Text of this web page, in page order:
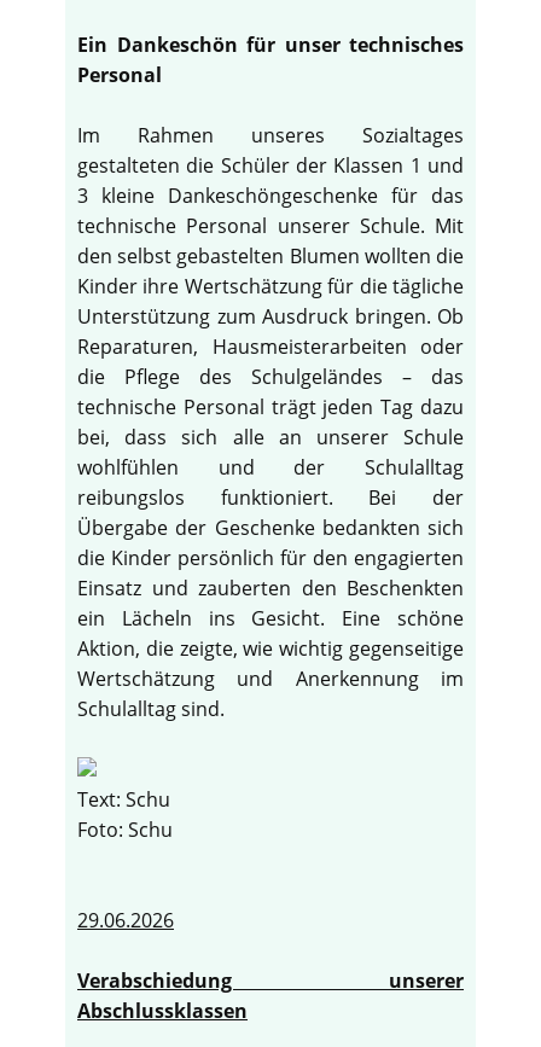
Ein Dankeschön für unser technisches
Personal
Im Rahmen unseres Sozialtages
gestalteten die Schüler der Klassen 1 und
3 kleine Dankeschöngeschenke für das
technische Personal unserer Schule. Mit
den selbst gebastelten Blumen wollten die
Kinder ihre Wertschätzung für die tägliche
Unterstützung zum Ausdruck bringen. Ob
Reparaturen, Hausmeisterarbeiten oder
die Pflege des Schulgeländes – das
technische Personal trägt jeden Tag dazu
bei, dass sich alle an unserer Schule
wohlfühlen und der Schulalltag
reibungslos funktioniert. Bei der
Übergabe der Geschenke bedankten sich
die Kinder persönlich für den engagierten
Einsatz und zauberten den Beschenkten
ein Lächeln ins Gesicht. Eine schöne
Aktion, die zeigte, wie wichtig gegenseitige
Wertschätzung und Anerkennung im
Schulalltag sind.
Text: Schu
Foto: Schu
29.06.2026
Verabschiedung unserer
Abschlussklassen